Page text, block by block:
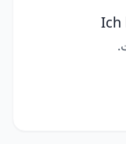
Ich